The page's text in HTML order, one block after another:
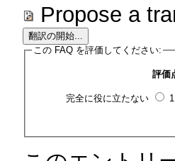
Propose a
この FAQ を評価してください:
評価
完全に役に立たない